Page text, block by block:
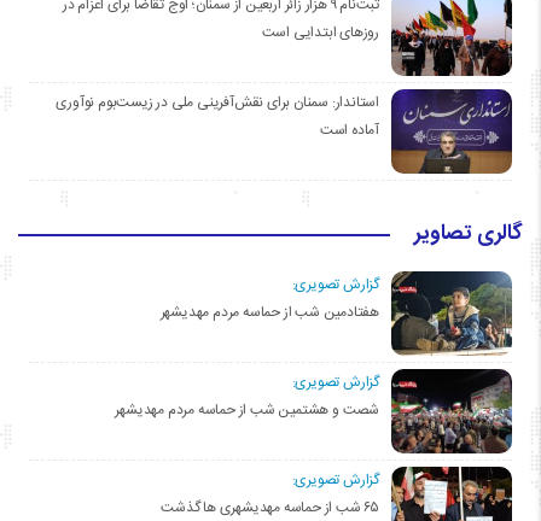
روزهای ابتدایی است
استاندار: سمنان برای نقش‌آفرینی ملی در زیست‌بوم نوآوری
آماده است
گالری تصاویر
گزارش تصویری:
هفتادمین شب از حماسه مردم مهدیشهر
گزارش تصویری:
شصت و هشتمین شب از حماسه مردم مهدیشهر
گزارش تصویری:
۶۵ شب از حماسه مهدیشهری ها گذشت